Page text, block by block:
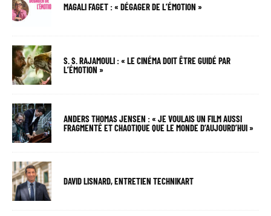
MAGALI FAGET : « DÉGAGER DE L’ÉMOTION »
S. S. RAJAMOULI : « LE CINÉMA DOIT ÊTRE GUIDÉ PAR
L’ÉMOTION »
ANDERS THOMAS JENSEN : « JE VOULAIS UN FILM AUSSI
FRAGMENTÉ ET CHAOTIQUE QUE LE MONDE D’AUJOURD’HUI »
DAVID LISNARD, ENTRETIEN TECHNIKART